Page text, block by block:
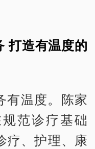
打造有温度的
有温度。陈家
范诊疗基础
疗、护理、康